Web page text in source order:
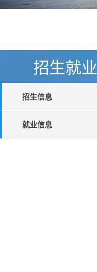
招生就业
招生信息
就业信息